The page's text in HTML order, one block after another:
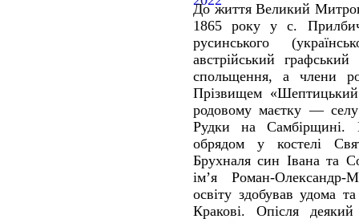
До життя Великий
1865 року у с.
русинського
австрійський
спольщення, а члени
Прізвищем
родовому маєтку —
Рудки на Самбірщині.
обрядом у костелі
Брухналя син Івана та
ім’я Роман-
освіту здобував удома
Кракові. Опісля